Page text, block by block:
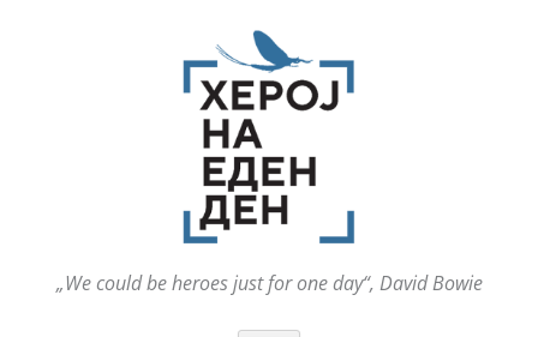
„We could be heroes just for one day“, David Bowie